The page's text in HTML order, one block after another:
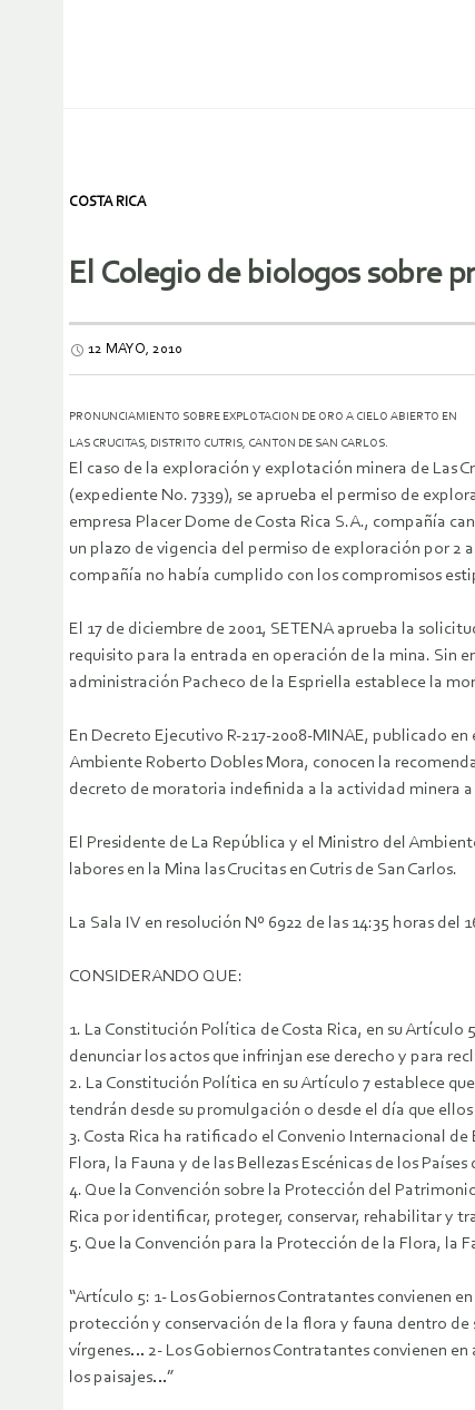
COSTA RICA
El Colegio de biologos sobre
12 MAYO, 2010
PRONUNCIAMIENTO SOBRE EXPLOTACION DE ORO A CIELO ABIERTO EN
LAS CRUCITAS, DISTRITO CUTRIS, CANTON DE SAN CARLOS.
El caso de la exploración y explotación minera de Las
(expediente No. 7339), se aprueba el permiso de
empresa Placer Dome de Costa Rica S.A., compañía
un plazo de vigencia del permiso de exploración por 2
compañía no había cumplido con los compromisos
El 17 de diciembre de 2001, SETENA aprueba la
requisito para la entrada en operación de la mina. Sin
administración Pacheco de la Espriella establece la
En Decreto Ejecutivo R-217-2008-MINAE, publicado
Ambiente Roberto Dobles Mora, conocen la
decreto de moratoria indefinida a la actividad minera
El Presidente de La República y el Ministro del
labores en la Mina las Crucitas en Cutris de San Carlos.
La Sala IV en resolución Nº 6922 de las 14:35 horas
CONSIDERANDO QUE:
1. La Constitución Política de Costa Rica, en su
denunciar los actos que infrinjan ese derecho y para
2. La Constitución Política en su Artículo 7 establece
tendrán desde su promulgación o desde el día que
3. Costa Rica ha ratificado el Convenio Internacional
Flora, la Fauna y de las Bellezas Escénicas de los
4. Que la Convención sobre la Protección del
Rica por identificar, proteger, conservar, rehabilitar y
5. Que la Convención para la Protección de la Flora, la
“Artículo 5: 1- Los Gobiernos Contratantes convienen
protección y conservación de la flora y fauna dentro de
vírgenes… 2- Los Gobiernos Contratantes convienen
los paisajes…”